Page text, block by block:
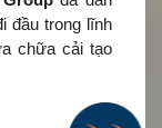
đầu trong lĩnh
chữa cải tạo